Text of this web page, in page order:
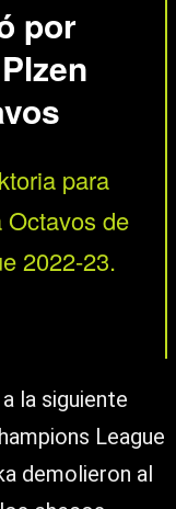
por
para
Octavos de
2022-23.
la siguiente
League
demolieron al